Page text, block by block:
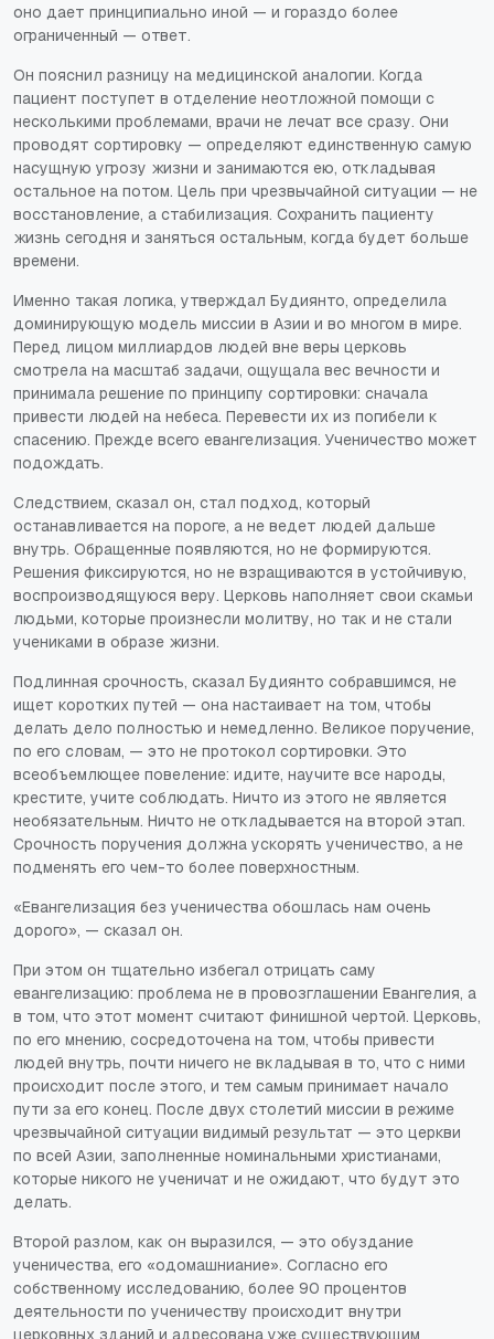
оно дает принципиально иной — и гораздо более
ограниченный — ответ.
Он пояснил разницу на медицинской аналогии. Когда
пациент поступет в отделение неотложной помощи с
несколькими проблемами, врачи не лечат все сразу. Они
проводят сортировку — определяют единственную самую
насущную угрозу жизни и занимаются ею, откладывая
остальное на потом. Цель при чрезвычайной ситуации — не
восстановление, а стабилизация. Сохранить пациенту
жизнь сегодня и заняться остальным, когда будет больше
времени.
Именно такая логика, утверждал Будиянто, определила
доминирующую модель миссии в Азии и во многом в мире.
Перед лицом миллиардов людей вне веры церковь
смотрела на масштаб задачи, ощущала вес вечности и
принимала решение по принципу сортировки: сначала
привести людей на небеса. Перевести их из погибели к
спасению. Прежде всего евангелизация. Ученичество может
подождать.
Следствием, сказал он, стал подход, который
останавливается на пороге, а не ведет людей дальше
внутрь. Обращенные появляются, но не формируются.
Решения фиксируются, но не взращиваются в устойчивую,
воспроизводящуюся веру. Церковь наполняет свои скамьи
людьми, которые произнесли молитву, но так и не стали
учениками в образе жизни.
Подлинная срочность, сказал Будиянто собравшимся, не
ищет коротких путей — она настаивает на том, чтобы
делать дело полностью и немедленно. Великое поручение,
по его словам, — это не протокол сортировки. Это
всеобъемлющее повеление: идите, научите все народы,
крестите, учите соблюдать. Ничто из этого не является
необязательным. Ничто не откладывается на второй этап.
Срочность поручения должна ускорять ученичество, а не
подменять его чем-то более поверхностным.
«Евангелизация без ученичества обошлась нам очень
дорого», — сказал он.
При этом он тщательно избегал отрицать саму
евангелизацию: проблема не в провозглашении Евангелия, а
в том, что этот момент считают финишной чертой. Церковь,
по его мнению, сосредоточена на том, чтобы привести
людей внутрь, почти ничего не вкладывая в то, что с ними
происходит после этого, и тем самым принимает начало
пути за его конец. После двух столетий миссии в режиме
чрезвычайной ситуации видимый результат — это церкви
по всей Азии, заполненные номинальными христианами,
которые никого не ученичат и не ожидают, что будут это
делать.
Второй разлом, как он выразился, — это обуздание
ученичества, его «одомашниание». Согласно его
собственному исследованию, более 90 процентов
деятельности по ученичеству происходит внутри
церковных зданий и адресована уже существующим